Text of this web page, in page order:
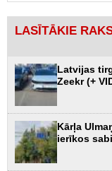
LASĪTĀKIE
Latvijas
Zeekr (+
Kārļa
ierīkos